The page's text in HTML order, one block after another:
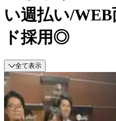
い週払い/
ド採用◎
全て表示